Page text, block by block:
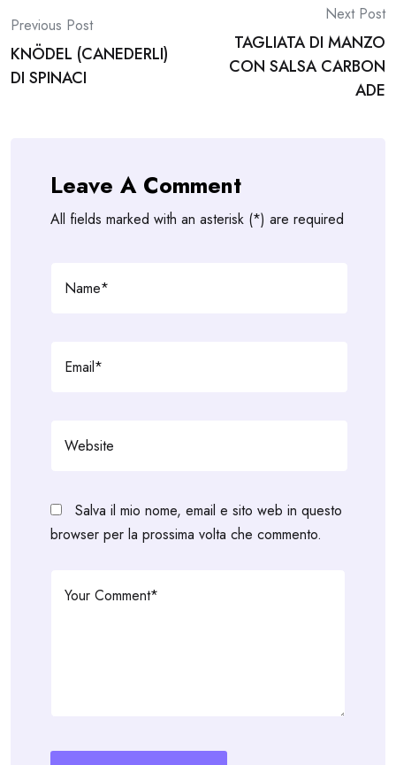
Post
navigation
Previous Post
KNÖDEL (CANEDERLI)
DI SPINACI
Next Post
TAGLIATA DI MANZO
CON SALSA CARBON
ADE
Leave A Comment
All fields marked with an asterisk (*) are required
Salva il mio nome, email e sito web in questo
browser per la prossima volta che commento.